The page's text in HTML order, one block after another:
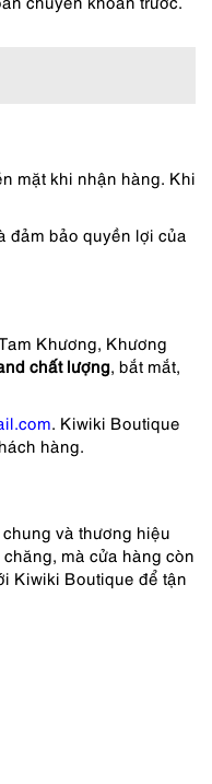
mặt khi nhận hàng. Khi
đảm bảo quyền lợi của
Khương, Khương
chất lượng, bắt mắt,
. Kiwiki Boutique
hàng.
và thương hiệu
mà cửa hàng còn
Kiwiki Boutique để tận